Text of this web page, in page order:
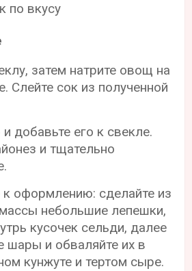
по вкусу
затем натрите овощ на
Слейте сок из полученной
добавьте его к свекле.
и тщательно
к оформлению: сделайте из
небольшие лепешки,
кусочек сельди, далее
шары и обваляйте их в
кунжуте и тертом сыре.